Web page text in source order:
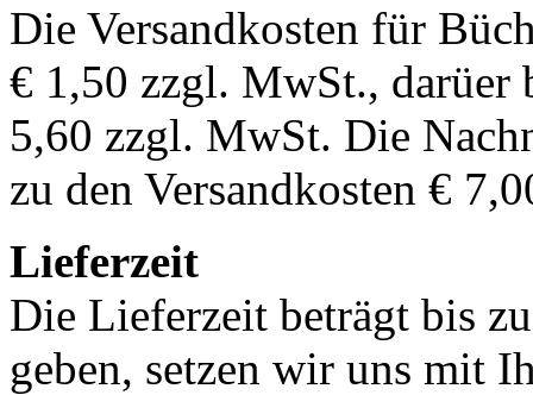
Die Versandkosten für
€ 1,50 zzgl. MwSt., darüer
5,60 zzgl. MwSt. Die
zu den Versandkosten €
Lieferzeit
Die Lieferzeit beträgt bis
geben, setzen wir uns mit